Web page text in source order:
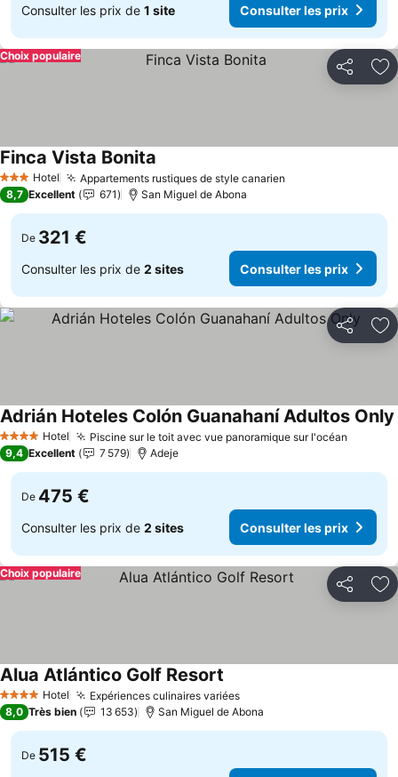
Consulter les prix de 1 site Consulter les prix
Partager
Choix populaire
3 ÉtoilesHotel Appartements rustiques de style canarien
Finca Vista Bonita
8,7 Excellent 671 San Miguel de Abona
De 321 €
Consulter les prix de 2 sites Consulter les prix
Partager
4 Étoiles Hotel Piscine sur le toit avec vue panoramique sur l'océan
Adrián Hoteles Colón Guanahaní Adultos Only
9,4 Excellent 7 579 Adeje
De 475 €
Consulter les prix de 2 sites Consulter les prix
Partager
Choix populaire
4 Étoiles Hotel Expériences culinaires variées
Alua Atlántico Golf Resort
8,0 Très bien 13 653 San Miguel de Abona
De 515 €